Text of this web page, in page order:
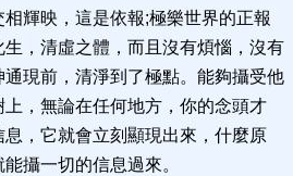
輝映，這是依報;極樂世界的正報
，清虛之體，而且沒有煩惱，沒有
現前，清淨到了極點。能夠攝受他
，無論在任何地方，你的念頭才
，它就會立刻顯現出來，什麼原
攝一切的信息過來。